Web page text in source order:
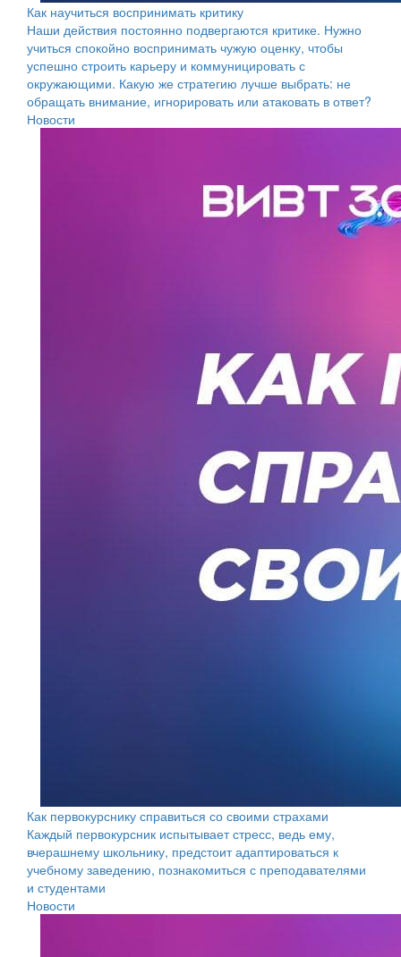
Как научиться воспринимать критику
Наши действия постоянно подвергаются критике. Нужно
учиться спокойно воспринимать чужую оценку, чтобы
успешно строить карьеру и коммуницировать с
окружающими. Какую же стратегию лучше выбрать: не
обращать внимание, игнорировать или атаковать в ответ?
Новости
Как первокурснику справиться со своими страхами
Каждый первокурсник испытывает стресс, ведь ему,
вчерашнему школьнику, предстоит адаптироваться к
учебному заведению, познакомиться с преподавателями
и студентами
Новости